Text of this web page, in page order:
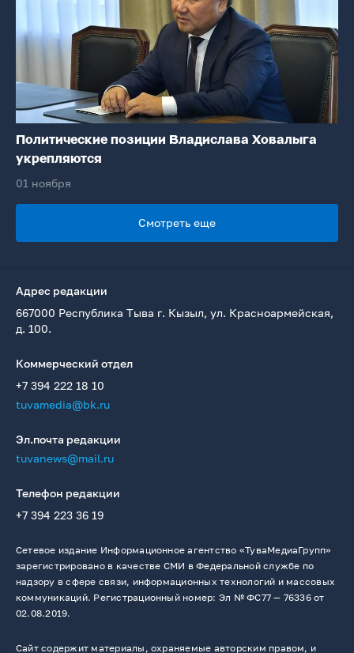
Политические позиции Владислава Ховалыга
укрепляются
01 ноября
Смотреть еще
Адрес редакции
667000 Республика Тыва г. Кызыл, ул. Красноармейская,
д. 100.
Коммерческий отдел
+7 394 222 18 10
tuvamedia@bk.ru
Эл.почта редакции
tuvanews@mail.ru
Телефон редакции
+7 394 223 36 19
Сетевое издание Информационное агентство «ТуваМедиаГрупп»
зарегистрировано в качестве СМИ в Федеральной службе по
надзору в сфере связи, информационных технологий и массовых
коммуникаций. Регистрационный номер: Эл № ФС77 — 76336 от
02.08.2019.
Сайт содержит материалы, охраняемые авторским правом, и